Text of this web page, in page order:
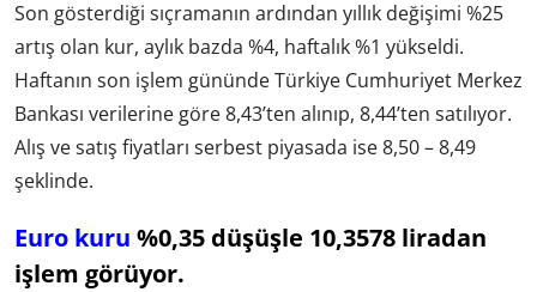
Son gösterdiği sıçramanın ardından yıllık değişimi %25
artış olan kur, aylık bazda %4, haftalık %1 yükseldi.
Haftanın son işlem gününde Türkiye Cumhuriyet Merkez
Bankası verilerine göre 8,43’ten alınıp, 8,44’ten satılıyor.
Alış ve satış fiyatları serbest piyasada ise 8,50 – 8,49
şeklinde.
Euro kuru %0,35 düşüşle 10,3578 liradan
işlem görüyor.